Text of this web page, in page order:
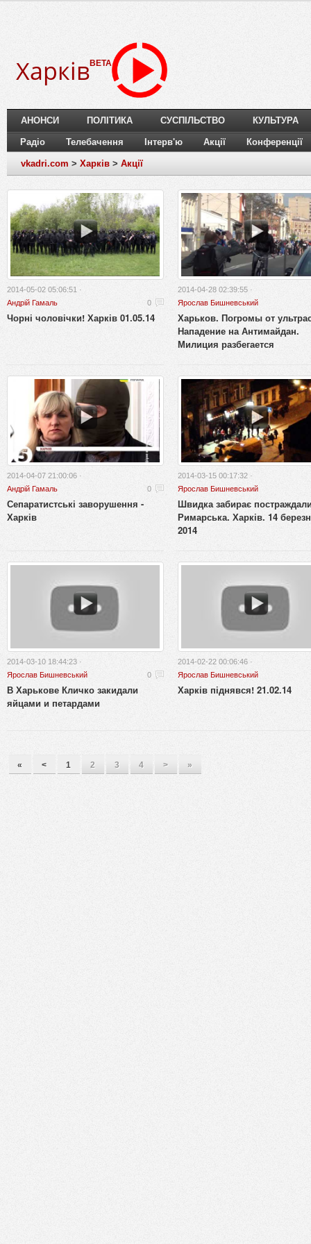
ХарківBETA
АНОНСИ ПОЛІТИКА СУСПІЛЬСТВО КУЛЬТУРА
Радіо Телебачення Інтерв'ю Акції Конференції
vkadri.com > Харків > Акції
2014-05-02 05:06:51 ·
Андрій Гамаль
0
Чорні чоловічки! Харків 01.05.14
2014-04-28 02:39:55 ·
Ярослав Бишневський
Харьков. Погромы от
Нападение на Антимайдан.
Милиция разбегается
2014-04-07 21:00:06 ·
Андрій Гамаль
0
Сепаратистські заворушення -
Харків
2014-03-15 00:17:32 ·
Ярослав Бишневський
Швидка забирає
Римарська. Харків. 14
2014
2014-03-10 18:44:23 ·
Ярослав Бишневський
0
В Харькове Кличко закидали
яйцами и петардами
2014-02-22 00:06:46 ·
Ярослав Бишневський
Харків піднявся! 21.02.14
« < 1 2 3 4 > »